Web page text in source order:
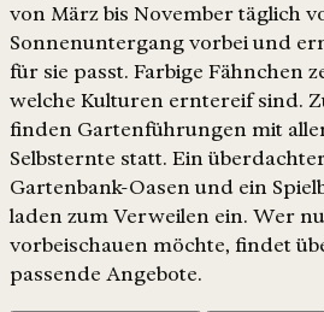
von März bis November täglich
Sonnenuntergang vorbei und
für sie passt. Farbige Fähnchen
welche Kulturen erntereif sind.
finden Gartenführungen mit
Selbsternte statt. Ein
Gartenbank-Oasen und ein
laden zum Verweilen ein. Wer
vorbeischauen möchte, findet
passende Angebote.